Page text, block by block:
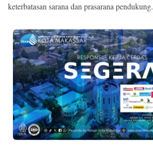
keterbatasan sarana dan prasarana pendukung.